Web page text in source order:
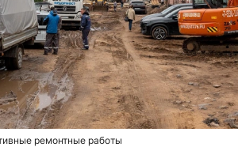
ремонтные работы